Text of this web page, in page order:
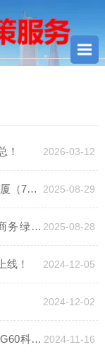
！ 2026-03-12
（70-5 2025-08-29
务绿洲 2025-08-28
线！ 2024-12-05
2024-12-02
科创 2024-11-16